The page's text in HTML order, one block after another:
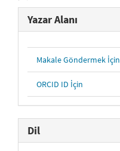
Yazar Alanı
Makale Göndermek İçin
ORCID ID İçin
Dil